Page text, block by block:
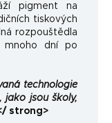
pigment na
tiskových
rozpouštědla
mnoho dní po
technologie
jako jsou školy,
strong>